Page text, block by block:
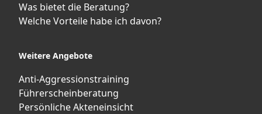
Was bietet die Beratung?
Welche Vorteile habe ich davon?
Weitere Angebote
Anti-Aggressionstraining
Führerscheinberatung
Persönliche Akteneinsicht